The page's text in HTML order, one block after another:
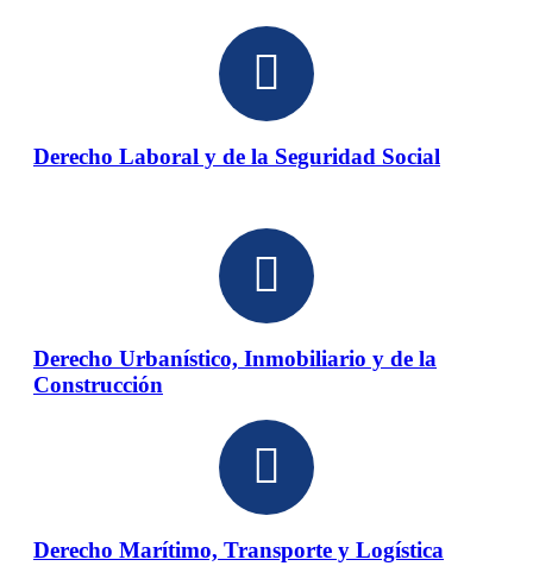
Derecho Laboral y de la Seguridad Social
Derecho Urbanístico, Inmobiliario y de la
Construcción
Derecho Marítimo, Transporte y Logística